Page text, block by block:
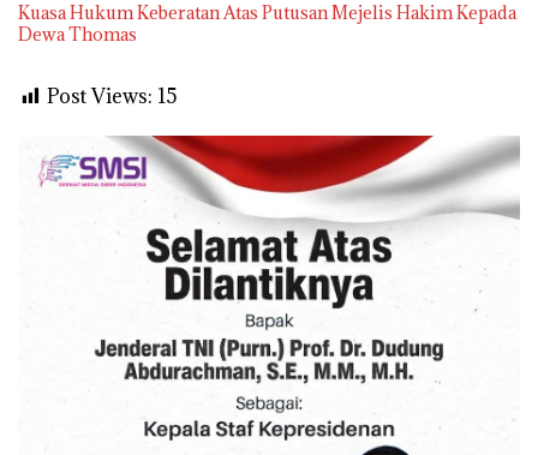
Kuasa Hukum Keberatan Atas Putusan Mejelis Hakim Kepada
Dewa Thomas
Post Views: 15